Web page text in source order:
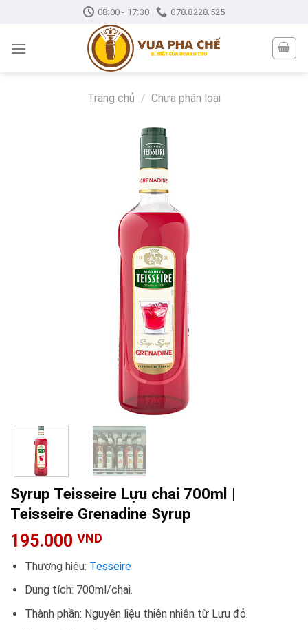
content
08:00 - 17:30 078.8228.525
Trang chủ / Chưa phân loại
Syrup Teisseire Lựu chai 700ml |
Teisseire Grenadine Syrup
195.000 VND
Thương hiệu: Tesseire
Dung tích: 700ml/chai.
Thành phần: Nguyên liệu thiên nhiên từ Lựu đỏ.